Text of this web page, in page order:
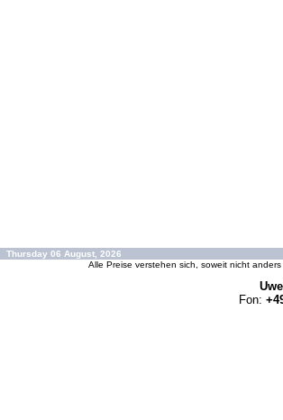
Thursday 06 August, 2026
Alle Preise verstehen sich, soweit nicht
Fon: